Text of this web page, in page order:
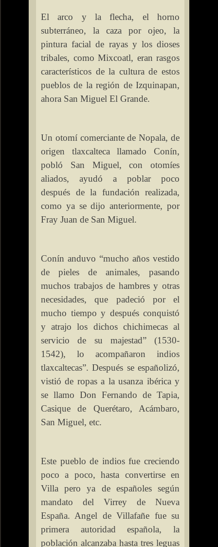
El arco y la flecha, el horno
subterráneo, la caza por ojeo, la
pintura facial de rayas y los dioses
tribales, como Mixcoatl, eran rasgos
característicos de la cultura de estos
pueblos de la región de Izquinapan,
ahora San Miguel El Grande.
Un otomí comerciante de Nopala, de
origen tlaxcalteca llamado Conín,
pobló San Miguel, con otomíes
aliados, ayudó a poblar poco
después de la fundación realizada,
como ya se dijo anteriormente, por
Fray Juan de San Miguel.
Conín anduvo “mucho años vestido
de pieles de animales, pasando
muchos trabajos de hambres y otras
necesidades, que padeció por el
mucho tiempo y después conquistó
y atrajo los dichos chichimecas al
servicio de su majestad” (1530-
1542), lo acompañaron indios
tlaxcaltecas”. Después se españolizó,
vistió de ropas a la usanza ibérica y
se llamo Don Fernando de Tapia,
Casique de Querétaro, Acámbaro,
San Miguel, etc.
Este pueblo de indios fue creciendo
poco a poco, hasta convertirse en
Villa pero ya de españoles según
mandato del Virrey de Nueva
España. Angel de Villafañe fue su
primera autoridad española, la
población alcanzaba hasta tres leguas